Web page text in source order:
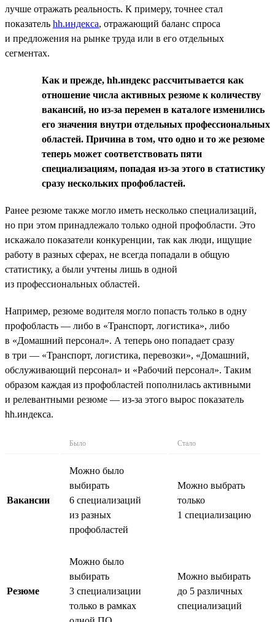
лучше отражать реальность. К примеру, точнее стал
показатель hh.индекса, отражающий баланс спроса
и предложения на рынке труда или в его отдельных
сегментах.
Как и прежде, hh.индекс рассчитывается как
отношение числа активных резюме к количеству
вакансий, но из-за перемен в каталоге изменились
его значения внутри отдельных профессиональных
областей. Причина в том, что одно и то же резюме
теперь может соответствовать пяти
специализациям, попадая из-за этого в статистику
сразу нескольких профобластей.
Ранее резюме также могло иметь несколько специализаций,
но при этом принадлежало только одной профобласти. Это
искажало показатели конкуренции, так как люди, ищущие
работу в разных сферах, не всегда попадали в общую
статистику, а были учтены лишь в одной
из профессиональных областей.
Например, резюме водителя могло попасть только в одну
профобласть — либо в «Транспорт, логистика», либо
в «Домашний персонал». А теперь оно попадает сразу
в три — «Транспорт, логистика, перевозки», «Домашний,
обслуживающий персонал» и «Рабочий персонал». Таким
образом каждая из профобластей пополнилась активными
и релевантными резюме — из-за этого вырос показатель
hh.индекса.
Было Стало
Вакансии
Можно было
выбирать
6 специализаций
из разных
профобластей
Можно выбрать
только
1 специализацию
Резюме
Можно было
выбирать
3 специализации
только в рамках
Можно выбирать
до 5 различных
специализаций